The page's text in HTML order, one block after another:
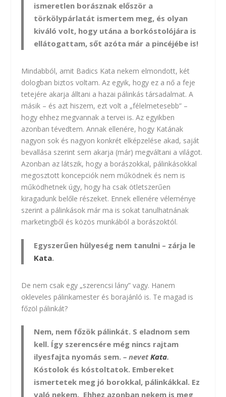
ismeretlen borásznak először a
törkölypárlatát ismertem meg, és olyan
kiváló volt, hogy utána a borkóstolójára is
ellátogattam, sőt azóta már a pincéjébe is!
Mindabból, amit Badics Kata nekem elmondott, két
dologban biztos voltam. Az egyik, hogy ez a nő a feje
tetejére akarja álltani a hazai pálinkás társadalmat. A
másik – és azt hiszem, ezt volt a „félelmetesebb” –
hogy ehhez megvannak a tervei is. Az egyikben
azonban tévedtem. Annak ellenére, hogy Katának
nagyon sok és nagyon konkrét elképzelése akad, saját
bevallása szerint sem akarja (már) megváltani a világot.
Azonban az látszik, hogy a borászokkal, pálinkásokkal
megosztott koncepciók nem működnek és nem is
működhetnek úgy, hogy ha csak ötletszerűen
kiragadunk belőle részeket. Ennek ellenére véleménye
szerint a pálinkások már ma is sokat tanulhatnának
marketingből és közös munkából a borászoktól.
Egyszerűen hülyeség nem tanulni – zárja le
Kata.
De nem csak egy „szerencsi lány” vagy. Hanem
okleveles pálinkamester és borajánló is. Te magad is
főzöl pálinkát?
Nem, nem főzök pálinkát. S eladnom sem
kell. Így szerencsére még nincs rajtam
ilyesfajta nyomás sem.– nevetKata.
Kóstolok és kóstoltatok. Embereket
ismertetek meg jó borokkal, pálinkákkal. Ez
való nekem. Ehhez azonban nekem is meg